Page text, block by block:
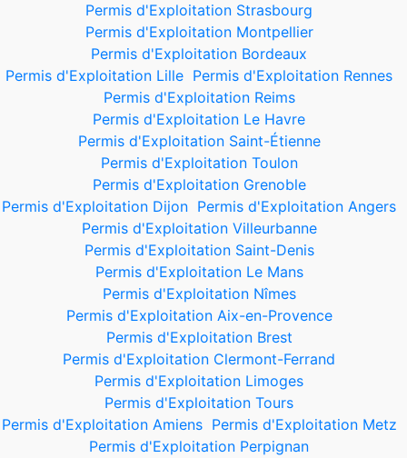
Permis d'Exploitation Strasbourg
Permis d'Exploitation Montpellier
Permis d'Exploitation Bordeaux
Permis d'Exploitation Lille Permis d'Exploitation Rennes
Permis d'Exploitation Reims
Permis d'Exploitation Le Havre
Permis d'Exploitation Saint-Étienne
Permis d'Exploitation Toulon
Permis d'Exploitation Grenoble
Permis d'Exploitation Dijon Permis d'Exploitation Angers
Permis d'Exploitation Villeurbanne
Permis d'Exploitation Saint-Denis
Permis d'Exploitation Le Mans
Permis d'Exploitation Nîmes
Permis d'Exploitation Aix-en-Provence
Permis d'Exploitation Brest
Permis d'Exploitation Clermont-Ferrand
Permis d'Exploitation Limoges
Permis d'Exploitation Tours
Permis d'Exploitation Amiens Permis d'Exploitation Metz
Permis d'Exploitation Perpignan